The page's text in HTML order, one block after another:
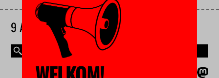
9 AUGUSTUS 2026